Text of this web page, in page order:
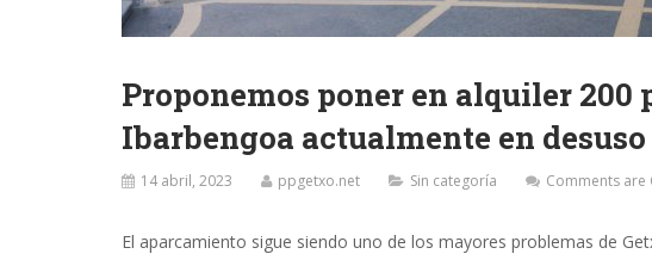
Proponemos poner en alquiler 200
Ibarbengoa actualmente en desuso
14 abril, 2023 ppgetxo.net Sin categoría Comments are
El aparcamiento sigue siendo uno de los mayores problemas de